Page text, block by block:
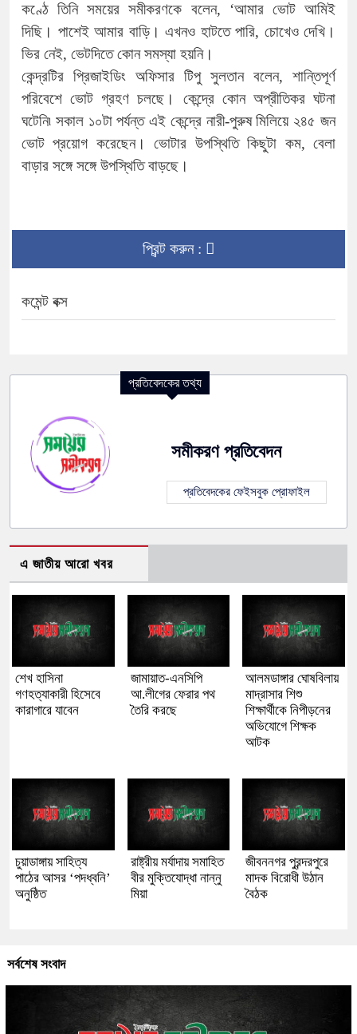
কণ্ঠে তিনি সময়ের সমীকরণকে বলেন, ‘আমার ভোট আমিই
দিছি। পাশেই আমার বাড়ি। এখনও হাটতে পারি, চোখেও দেখি।
ভির নেই, ভেটদিতে কোন সমস্যা হয়নি।
কেন্দ্রটির প্রিজাইডিং অফিসার টিপু সুলতান বলেন, শান্তিপূর্ণ
পরিবেশে ভোট গ্রহণ চলছে। কেন্দ্রে কোন অপ্রীতিকর ঘটনা
ঘটেনি৷ সকাল ১০টা পর্যন্ত এই কেন্দ্রে নারী-পুরুষ মিলিয়ে ২৪৫ জন
ভোট প্রয়োগ করেছেন। ভোটার উপস্থিতি কিছুটা কম, বেলা
বাড়ার সঙ্গে সঙ্গে উপস্থিতি বাড়ছে।
প্রিন্ট করুন :
কমেন্ট বক্স
প্রতিবেদকের তথ্য
সমীকরণ প্রতিবেদন
প্রতিবেদকের ফেইসবুক প্রোফাইল
এ জাতীয় আরো খবর
শেখ হাসিনা
গণহত্যাকারী হিসেবে
কারাগারে যাবেন
জামায়াত-এনসিপি
আ.লীগের ফেরার পথ
তৈরি করছে
আলমডাঙ্গার ঘোষবিলায়
মাদ্রাসার শিশু
শিক্ষার্থীকে নিপীড়নের
অভিযোগে শিক্ষক
আটক
চুয়াডাঙ্গায় সাহিত্য
পাঠের আসর ‘পদধ্বনি’
অনুষ্ঠিত
রাষ্ট্রীয় মর্যাদায় সমাহিত
বীর মুক্তিযোদ্ধা নান্নু
মিয়া
জীবননগর পুরন্দরপুরে
মাদক বিরোধী উঠান
বৈঠক
সর্বশেষ সংবাদ